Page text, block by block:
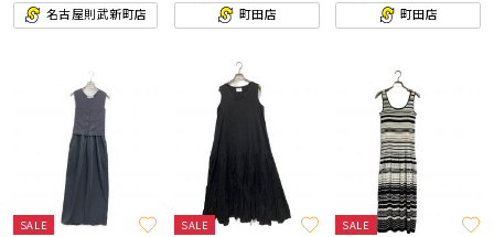
名古屋則武新町店
町田店
町田店
SALE SALE SALE